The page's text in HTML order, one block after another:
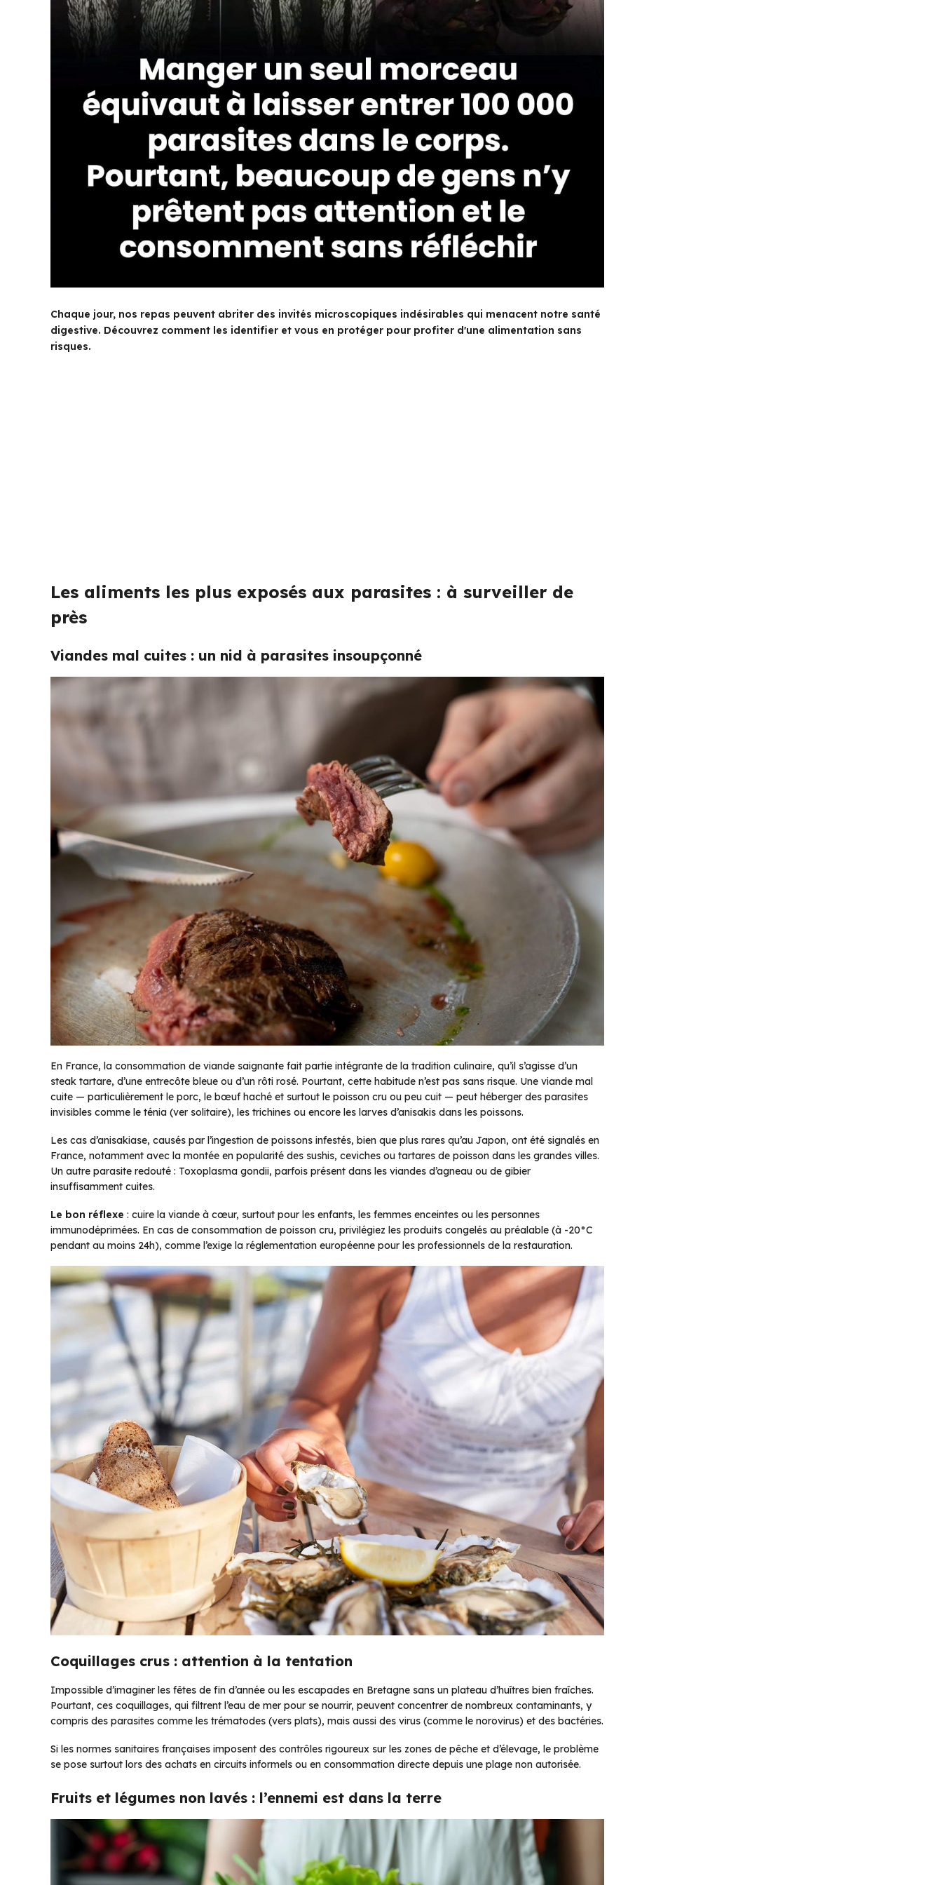
Chaque jour, nos repas peuvent abriter des invités microscopiques indésirables qui menacent notre santé
digestive. Découvrez comment les identifier et vous en protéger pour profiter d'une alimentation sans
risques.
Les aliments les plus exposés aux parasites : à surveiller de
près
Viandes mal cuites : un nid à parasites insoupçonné
En France, la consommation de viande saignante fait partie intégrante de la tradition culinaire, qu’il s’agisse d’un
steak tartare, d’une entrecôte bleue ou d’un rôti rosé. Pourtant, cette habitude n’est pas sans risque. Une viande mal
cuite — particulièrement le porc, le bœuf haché et surtout le poisson cru ou peu cuit — peut héberger des parasites
invisibles comme le ténia (ver solitaire), les trichines ou encore les larves d’anisakis dans les poissons.
Les cas d’anisakiase, causés par l’ingestion de poissons infestés, bien que plus rares qu’au Japon, ont été signalés en
France, notamment avec la montée en popularité des sushis, ceviches ou tartares de poisson dans les grandes villes.
Un autre parasite redouté : Toxoplasma gondii, parfois présent dans les viandes d’agneau ou de gibier
insuffisamment cuites.
Le bon réflexe : cuire la viande à cœur, surtout pour les enfants, les femmes enceintes ou les personnes
immunodéprimées. En cas de consommation de poisson cru, privilégiez les produits congelés au préalable (à -20°C
pendant au moins 24h), comme l’exige la réglementation européenne pour les professionnels de la restauration.
Coquillages crus : attention à la tentation
Impossible d’imaginer les fêtes de fin d’année ou les escapades en Bretagne sans un plateau d’huîtres bien fraîches.
Pourtant, ces coquillages, qui filtrent l’eau de mer pour se nourrir, peuvent concentrer de nombreux contaminants, y
compris des parasites comme les trématodes (vers plats), mais aussi des virus (comme le norovirus) et des bactéries.
Si les normes sanitaires françaises imposent des contrôles rigoureux sur les zones de pêche et d’élevage, le problème
se pose surtout lors des achats en circuits informels ou en consommation directe depuis une plage non autorisée.
Fruits et légumes non lavés : l’ennemi est dans la terre